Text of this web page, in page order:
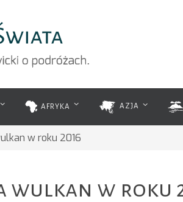
AFRYKA AZJA
w roku 2016
wulkan w roku